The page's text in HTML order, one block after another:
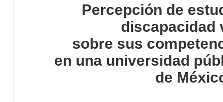
Percepción de
discapacidad
sobre sus
en una universidad
de